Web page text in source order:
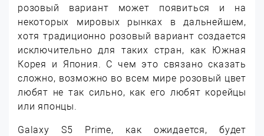
розовый вариант может появиться и на
некоторых мировых рынках в дальнейшем,
хотя традиционно розовый вариант создается
исключительно для таких стран, как Южная
Корея и Япония. С чем это связано сказать
сложно, возможно во всем мире розовый цвет
любят не так сильно, как его любят корейцы
или японцы.
Galaxy S5 Prime, как ожидается, будет